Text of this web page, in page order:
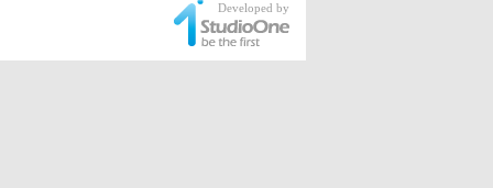
Developed by